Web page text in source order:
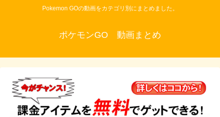
Pokemon GOの動画をカテゴリ別にまとめました。
ポケモンGO 動画まとめ